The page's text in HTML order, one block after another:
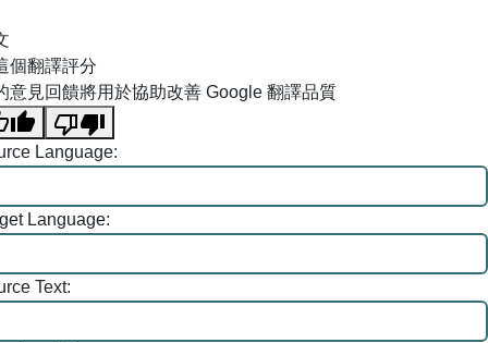
個翻譯評分
意見回饋將用於協助改善 Google 翻譯品質
Language:
Language:
Text: